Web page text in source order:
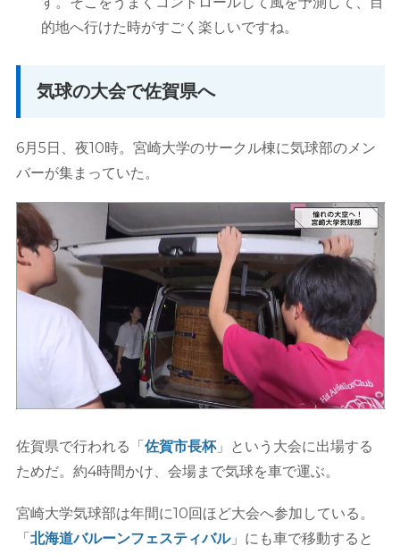
的地へ行けた時がすごく楽しいですね。
気球の大会で佐賀県へ
6月5日、夜10時。宮崎大学のサークル棟に気球部のメン
バーが集まっていた。
佐賀県で行われる「 佐賀市長杯」という大会に出場する
ためだ。約4時間かけ、会場まで気球を車で運ぶ。
宮崎大学気球部は年間に10回ほど大会へ参加している。
「 北海道バルーンフェスティバル」にも車で移動すると